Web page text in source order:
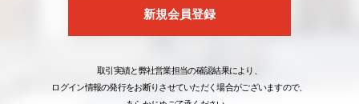
新規会員登録
取引実績と弊社営業担当の確認結果により、
ログイン情報の発行をお断りさせていただく場合がございますので、